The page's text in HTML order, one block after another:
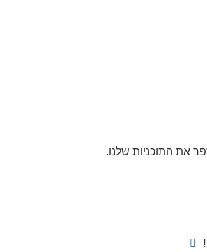
את התוכניות שלנו.